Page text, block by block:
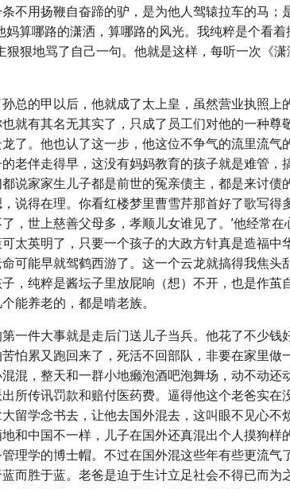
不用扬鞭自奋蹄的驴，是为他人驾辕拉车的马；
妈算哪路的潇洒，算哪路的风光。我纯粹是个看
狠狠地骂了自己一句。他就是这样，每听一次《
总的甲以后，他就成了太上皇，虽然营业执照上
就有其名无其实了，只成了员工们对他的一种尊
了。他也认了这一步，他这位不争气的流里流气
老伴走得早，这没有妈妈教育的孩子就是难管，
说家家生儿子都是前世的冤亲债主，都是来讨债
说得在理。你看红楼梦里曹雪芹那首好了歌写得
，世上慈善父母多，孝顺儿女谁见了。’他经常
太英明了，只要一个孩子的大政方针真是造福中
可能早就驾鹤西游了。这一个云龙就搞得我焦头
，纯粹是酱坛子里放屁响（想）不开，也是作茧
能养老的，都是啃老族。
一件大事就是走后门送儿子当兵。他花了不少钱
怕累又跑回来了，死活不回部队，非要在家里做
混，整天和一群小地癞泡酒吧泡舞场，动不动还
所传讯罚款和赔付医药费。逼得他这个老爸实在
留学念书去，让他去国外混去，这叫眼不见心不
和中国不一样，儿子在国外还真混出个人摸狗样
理学的博士帽。不过在国外混这些年有些更流气
而胜于蓝。老爸是迫于生计立足社会不得已而为